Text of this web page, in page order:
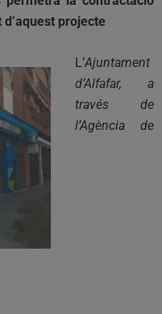
projecte
L’Ajuntament
d’Alfafar, a
través de
l’Agència de